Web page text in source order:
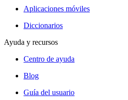
Aplicaciones móviles
Diccionarios
Ayuda y recursos
Centro de ayuda
Blog
Guía del usuario